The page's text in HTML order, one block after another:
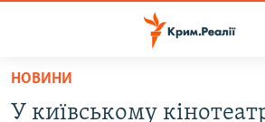
Перейти
основного
НОВИНИ
У київському